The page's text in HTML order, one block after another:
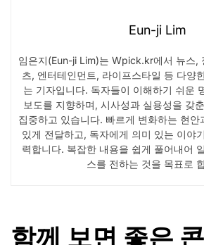
Eun-ji Lim
임은지(Eun-ji Lim)는 Wpick.kr에서 뉴스,
츠, 엔터테인먼트, 라이프스타일 등 다양
는 기자입니다. 독자들이 이해하기 쉬운
보도를 지향하며, 시사성과 실용성을 갖
집중하고 있습니다. 빠르게 변화하는 현안
있게 전달하고, 독자에게 의미 있는 이야
력합니다. 복잡한 내용을 쉽게 풀어내어
스를 전하는 것을 목표로
함께 보면 좋은